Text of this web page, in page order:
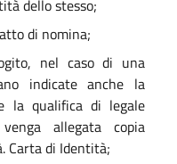
dello stesso;
di nomina;
nel caso di una
indicate anche la
la qualifica di legale
allegata copia
Carta di Identità;